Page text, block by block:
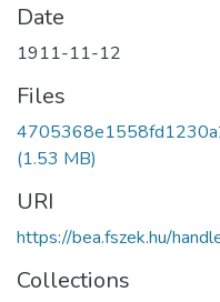
Date
1911-11-12
Files
(1.53 MB)
URI
https://bea.fszek.hu/
Collections